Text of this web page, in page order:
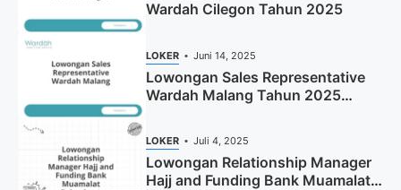
Wardah Cilegon Tahun 2025
LOKER Juni 14, 2025
Lowongan Sales Representative
Wardah Malang Tahun 2025
LOKER Juli 4, 2025
Lowongan Relationship Manager
Hajj and Funding Bank Muamalat